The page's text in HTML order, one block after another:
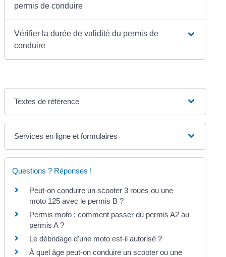
permis de conduire
Vérifier la durée de validité du permis de
conduire
Textes de référence
Services en ligne et formulaires
Questions ? Réponses !
Peut-on conduire un scooter 3 roues ou une
moto 125 avec le permis B ?
Permis moto : comment passer du permis A2 au
permis A ?
Le débridage d'une moto est-il autorisé ?
À quel âge peut-on conduire un scooter ou une